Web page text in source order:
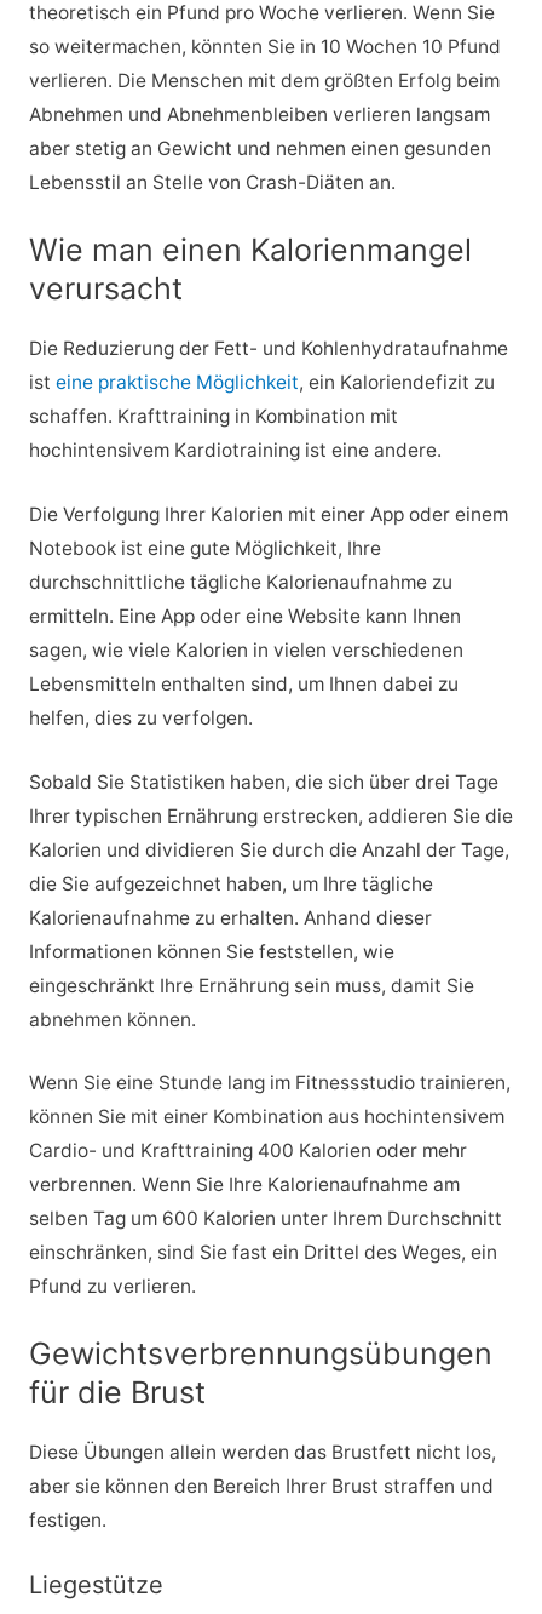
theoretisch ein Pfund pro Woche verlieren. Wenn Sie
so weitermachen, könnten Sie in 10 Wochen 10 Pfund
verlieren. Die Menschen mit dem größten Erfolg beim
Abnehmen und Abnehmenbleiben verlieren langsam
aber stetig an Gewicht und nehmen einen gesunden
Lebensstil an Stelle von Crash-Diäten an.
Wie man einen Kalorienmangel
verursacht
Die Reduzierung der Fett- und Kohlenhydrataufnahme
ist eine praktische Möglichkeit, ein Kaloriendefizit zu
schaffen. Krafttraining in Kombination mit
hochintensivem Kardiotraining ist eine andere.
Die Verfolgung Ihrer Kalorien mit einer App oder einem
Notebook ist eine gute Möglichkeit, Ihre
durchschnittliche tägliche Kalorienaufnahme zu
ermitteln. Eine App oder eine Website kann Ihnen
sagen, wie viele Kalorien in vielen verschiedenen
Lebensmitteln enthalten sind, um Ihnen dabei zu
helfen, dies zu verfolgen.
Sobald Sie Statistiken haben, die sich über drei Tage
Ihrer typischen Ernährung erstrecken, addieren Sie die
Kalorien und dividieren Sie durch die Anzahl der Tage,
die Sie aufgezeichnet haben, um Ihre tägliche
Kalorienaufnahme zu erhalten. Anhand dieser
Informationen können Sie feststellen, wie
eingeschränkt Ihre Ernährung sein muss, damit Sie
abnehmen können.
Wenn Sie eine Stunde lang im Fitnessstudio trainieren,
können Sie mit einer Kombination aus hochintensivem
Cardio- und Krafttraining 400 Kalorien oder mehr
verbrennen. Wenn Sie Ihre Kalorienaufnahme am
selben Tag um 600 Kalorien unter Ihrem Durchschnitt
einschränken, sind Sie fast ein Drittel des Weges, ein
Pfund zu verlieren.
Gewichtsverbrennungsübungen
für die Brust
Diese Übungen allein werden das Brustfett nicht los,
aber sie können den Bereich Ihrer Brust straffen und
festigen.
Liegestütze